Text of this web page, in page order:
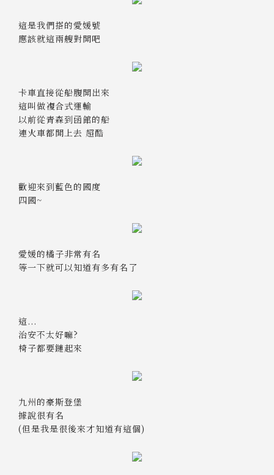
這是我們搭的愛媛號
應該就這兩艘對開吧
卡車直接從船腹開出來
這叫做複合式運輸
以前從青森到函館的船
連火車都開上去 超酷
歡迎來到藍色的國度
四國~
愛媛的橘子非常有名
等一下就可以知道有多有名了
這...
治安不太好嘛?
椅子都要鏈起來
九州的豪斯登堡
據說很有名
(但是我是很後來才知道有這個)